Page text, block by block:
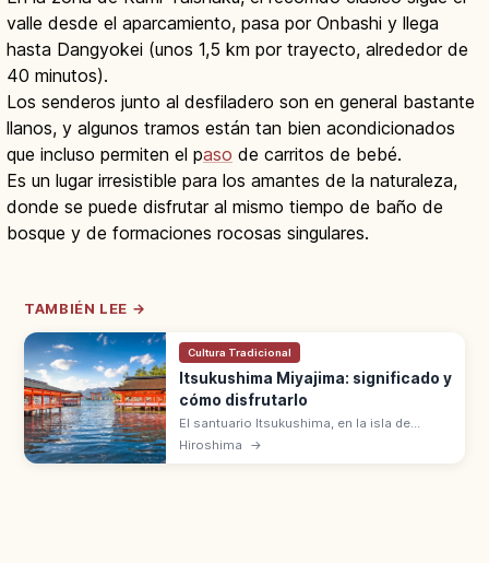
valle desde el aparcamiento, pasa por Onbashi y llega
hasta Dangyokei (unos 1,5 km por trayecto, alrededor de
40 minutos).
Los senderos junto al desfiladero son en general bastante
llanos, y algunos tramos están tan bien acondicionados
que incluso permiten el paso de carritos de bebé.
Es un lugar irresistible para los amantes de la naturaleza,
donde se puede disfrutar al mismo tiempo de baño de
bosque y de formaciones rocosas singulares.
TAMBIÉN LEE →
Cultura Tradicional
Itsukushima Miyajima: significado y
cómo disfrutarlo
El santuario Itsukushima, en la isla de
Miyajima (Hiroshima), es Patrimonio
Hiroshima →